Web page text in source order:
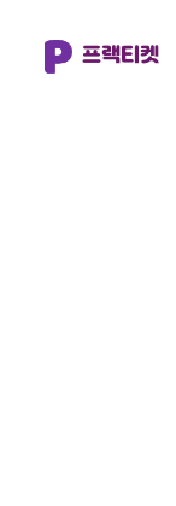
프랙티켓